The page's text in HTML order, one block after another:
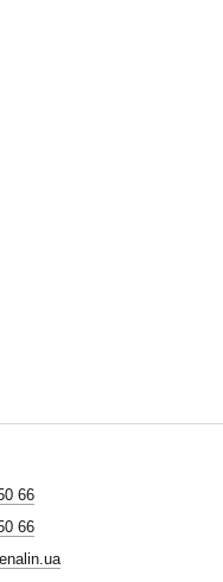
66
66